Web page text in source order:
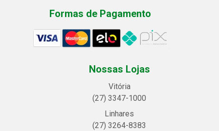
Formas de Pagamento
Nossas Lojas
Vitória
(27) 3347-1000
Linhares
(27) 3264-8383